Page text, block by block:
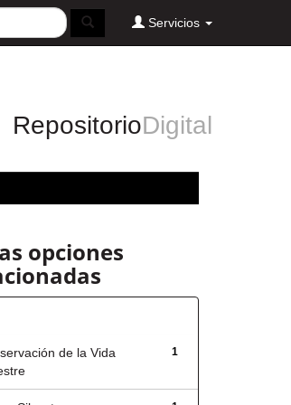
Servicios
RepositorioDigital
opciones
1
de la Vida